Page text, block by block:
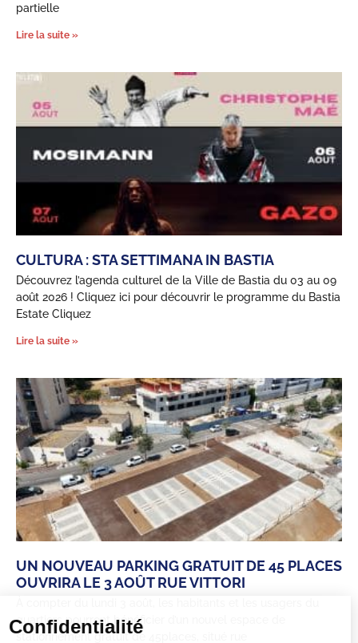
Confidentialité
partielle
Lire la suite »
CULTURA : STA SETTIMANA IN BASTIA
Découvrez l’agenda culturel de la Ville de Bastia du 03 au 09
août 2026 ! Cliquez ici pour découvrir le programme du Bastia
Estate Cliquez
Lire la suite »
UN NOUVEAU PARKING GRATUIT DE 45 PLACES
OUVRIRA LE 3 AOÛT RUE VITTORI
quartiers pourront bénéficier d’un nouvel espace de
stationnement gratuit de 45places, situé rue